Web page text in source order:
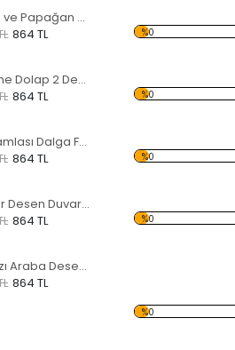
İnsan ve Papağan Adada Forex Tablo
864 TL %0
Dönme Dolap 2 Desen Duvar Panosu
864 TL %0
Su Damlası Dalga Forex Tablo
864 TL %0
Taşlar Desen Duvar Panosu
864 TL %0
Kırmızı Araba Desen Duvar Panosu
864 TL
%0